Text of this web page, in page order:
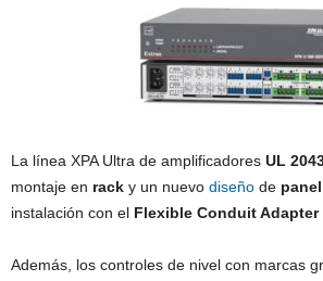
La línea XPA Ultra de amplificadores UL
montaje en rack y un nuevo diseño de
instalación con el Flexible Conduit Adapter
Además, los controles de nivel con marcas